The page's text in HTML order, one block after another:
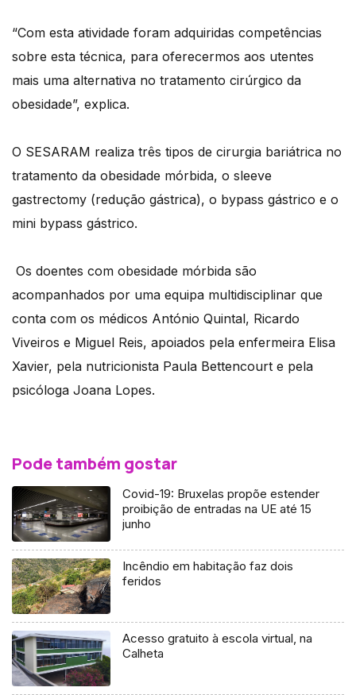
“Com esta atividade foram adquiridas competências
sobre esta técnica, para oferecermos aos utentes
mais uma alternativa no tratamento cirúrgico da
obesidade”, explica.
O SESARAM realiza três tipos de cirurgia bariátrica no
tratamento da obesidade mórbida, o sleeve
gastrectomy (redução gástrica), o bypass gástrico e o
mini bypass gástrico.
Os doentes com obesidade mórbida são
acompanhados por uma equipa multidisciplinar que
conta com os médicos António Quintal, Ricardo
Viveiros e Miguel Reis, apoiados pela enfermeira Elisa
Xavier, pela nutricionista Paula Bettencourt e pela
psicóloga Joana Lopes.
Pode também gostar
Covid-19: Bruxelas propõe estender
proibição de entradas na UE até 15
junho
Incêndio em habitação faz dois
feridos
Acesso gratuito à escola virtual, na
Calheta